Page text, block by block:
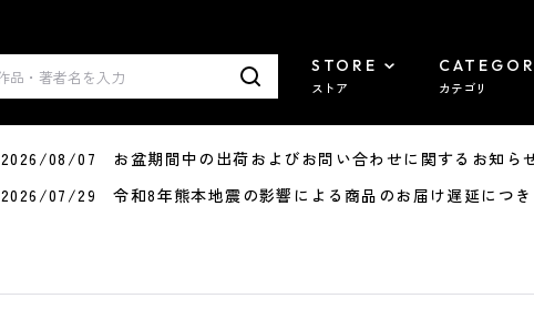
STORE
ストア カテゴリ
2026/08/07 お盆期間中の出荷およびお問い合わせに関するお知ら
2026/07/29 令和8年熊本地震の影響による商品のお届け遅延につき